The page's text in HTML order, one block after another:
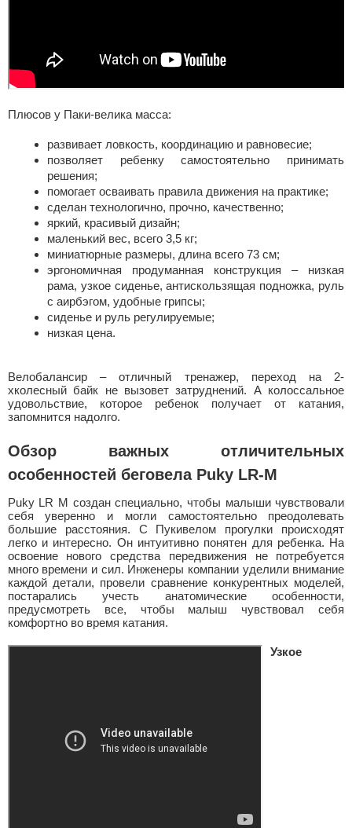
Плюсов у Паки-велика масса:
развивает ловкость, координацию и равновесие;
позволяет ребенку самостоятельно принимать
решения;
помогает осваивать правила движения на практике;
сделан технологично, прочно, качественно;
яркий, красивый дизайн;
маленький вес, всего 3,5 кг;
миниатюрные размеры, длина всего 73 см;
эргономичная продуманная конструкция – низкая
рама, узкое сиденье, антискользящая подножка, руль
с аирбэгом, удобные грипсы;
сиденье и руль регулируемые;
низкая цена.
Велобалансир – отличный тренажер, переход на 2-
хколесный байк не вызовет затруднений. А колоссальное
удовольствие, которое ребенок получает от катания,
запомнится надолго.
Обзор важных отличительных
особенностей беговела Puky LR-M
Puky LR M создан специально, чтобы малыши чувствовали
себя уверенно и могли самостоятельно преодолевать
большие расстояния. С Пукивелом прогулки происходят
легко и интересно. Он интуитивно понятен для ребенка. На
освоение нового средства передвижения не потребуется
много времени и сил. Инженеры компании уделили внимание
каждой детали, провели сравнение конкурентных моделей,
постарались учесть анатомические особенности,
предусмотреть все, чтобы малыш чувствовал себя
комфортно во время катания.
Узкое